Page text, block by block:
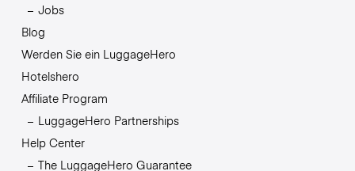
Jobs
Blog
Werden Sie ein LuggageHero
Hotelshero
Affiliate Program
LuggageHero Partnerships
Help Center
The LuggageHero Guarantee